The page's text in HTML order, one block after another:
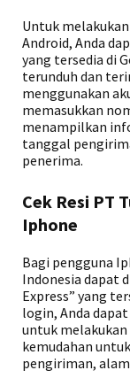
Untuk
Android, Anda
yang tersedia di
terunduh dan
menggunakan
memasukkan
menampilkan
tanggal
penerima.
Cek Resi PT
Iphone
Bagi pengguna
Indonesia dapat
Express” yang
login, Anda
untuk
kemudahan
pengiriman,